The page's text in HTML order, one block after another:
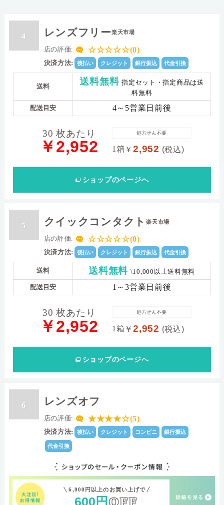
4 レンズフリー楽天市場
店の評価: ☆☆☆☆☆(0)
決済方法: 後払い クレジット 銀行振込 代金引換
送料 送料無料 指定セット・指定商品は送
料無料
配送目安 4～5営業日前後
30 枚あたり
￥2,952 1箱 ￥2,952 (税込)
処方せん不要
ショップのページへ
5 クイックコンタクト楽天市場
店の評価: ☆☆☆☆☆(0)
決済方法: 後払い クレジット 銀行振込 代金引換
送料 送料無料 \10,000以上送料無料
配送目安 1～3営業日前後
30 枚あたり
￥2,952 1箱 ￥2,952 (税込)
処方せん不要
ショップのページへ
6 レンズオフ
店の評価: ★★★★☆(5)
決済方法: 後払い クレジット コンビニ 銀行振込
代金引換
6,000円以上のお買い上げで
600 円 OFF